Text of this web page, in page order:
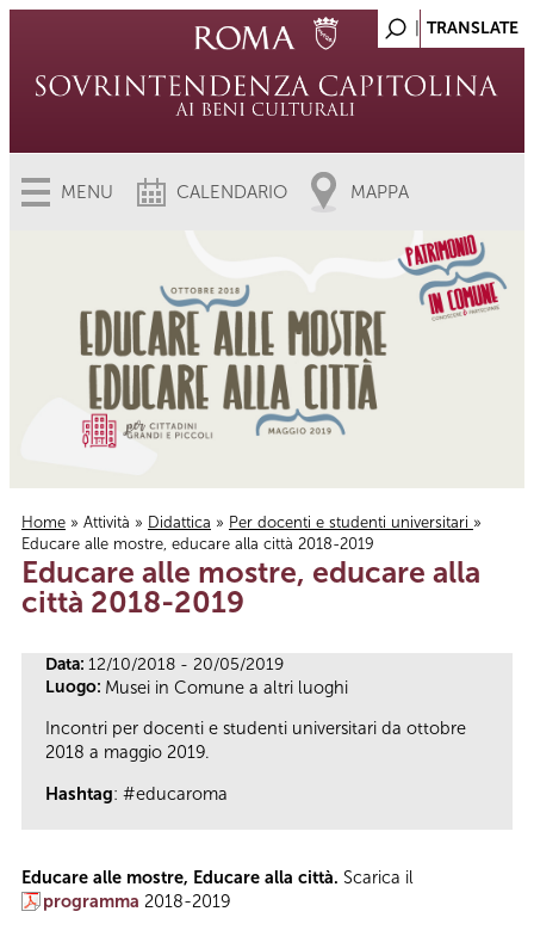
MENU CALENDARIO MAPPA
Tu sei qui
Home » Attività » Didattica » Per docenti e studenti universitari »
Educare alle mostre, educare alla città 2018-2019
Educare alle mostre, educare alla
città 2018-2019
Data: 12/10/2018 - 20/05/2019
Luogo: Musei in Comune a altri luoghi
Incontri per docenti e studenti universitari da ottobre
2018 a maggio 2019.
Hashtag: #educaroma
Educare alle mostre, Educare alla città. Scarica il
programma 2018-2019